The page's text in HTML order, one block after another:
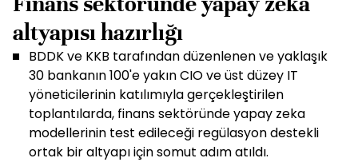
altyapısı hazırlığı
BDDK ve KKB tarafından düzenlenen ve yaklaşık
30 bankanın 100'e yakın CIO ve üst düzey IT
yöneticilerinin katılımıyla gerçekleştirilen
toplantılarda, finans sektöründe yapay zeka
modellerinin test edileceği regülasyon destekli
ortak bir altyapı için somut adım atıldı.